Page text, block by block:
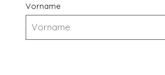
Vorname